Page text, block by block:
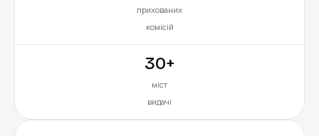
прихованих
комісій
30+
міст
видачі